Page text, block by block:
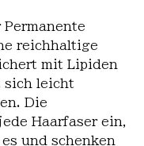
reichhaltige
mit Lipiden
sich leicht
Die
Haarfaser ein,
und schenken